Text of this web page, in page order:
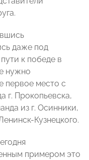
даже под
к победе в
нужно
первое место с
г. Прокопьевска,
из г. Осинники,
Кузнецкого.
примером это